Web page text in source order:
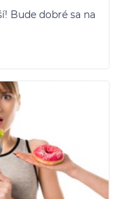
Bude dobré sa na